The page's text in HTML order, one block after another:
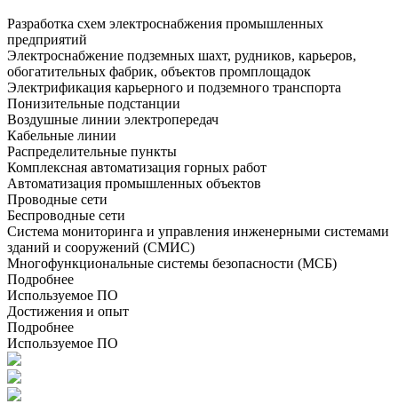
Разработка схем электроснабжения промышленных
предприятий
Электроснабжение подземных шахт, рудников, карьеров,
обогатительных фабрик, объектов промплощадок
Электрификация карьерного и подземного транспорта
Понизительные подстанции
Воздушные линии электропередач
Кабельные линии
Распределительные пункты
Комплексная автоматизация горных работ
Автоматизация промышленных объектов
Проводные сети
Беспроводные сети
Система мониторинга и управления инженерными системами
зданий и сооружений (СМИС)
Многофункциональные системы безопасности (МСБ)
Подробнее
Используемое ПО
Достижения и опыт
Подробнее
Используемое ПО